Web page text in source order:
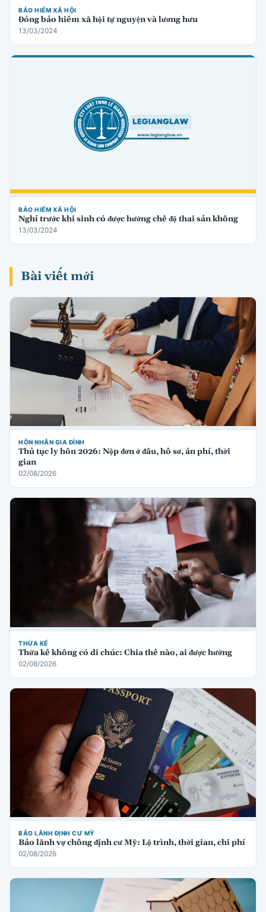
BẢO HIỂM XÃ HỘI
Đóng bảo hiểm xã hội tự nguyện và lương hưu
13/03/2024
BẢO HIỂM XÃ HỘI
Nghỉ trước khi sinh có được hưởng chế độ thai sản không
13/03/2024
Bài viết mới
HÔN NHÂN GIA ĐÌNH
Thủ tục ly hôn 2026: Nộp đơn ở đâu, hồ sơ, án phí, thời
gian
02/08/2026
THỪA KẾ
Thừa kế không có di chúc: Chia thế nào, ai được hưởng
02/08/2026
BẢO LÃNH ĐỊNH CƯ MỸ
Bảo lãnh vợ chồng định cư Mỹ: Lộ trình, thời gian, chi phí
02/08/2026